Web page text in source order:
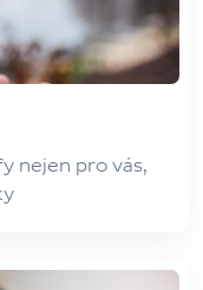
nejen pro vás,